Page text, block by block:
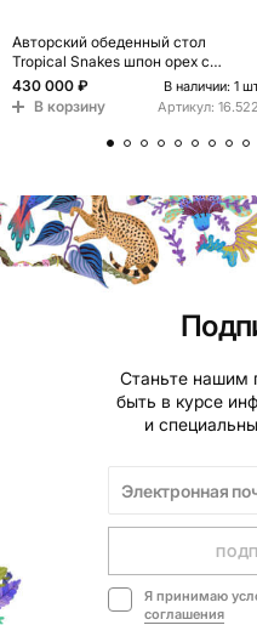
Авторский обеденный стол
Tropical Snakes шпон орех с
рисунком
430 000 ₽ В наличии: 1
В корзину Артикул: 16.522
Станьте нашим
быть в курсе
и
Я принимаю
соглашения